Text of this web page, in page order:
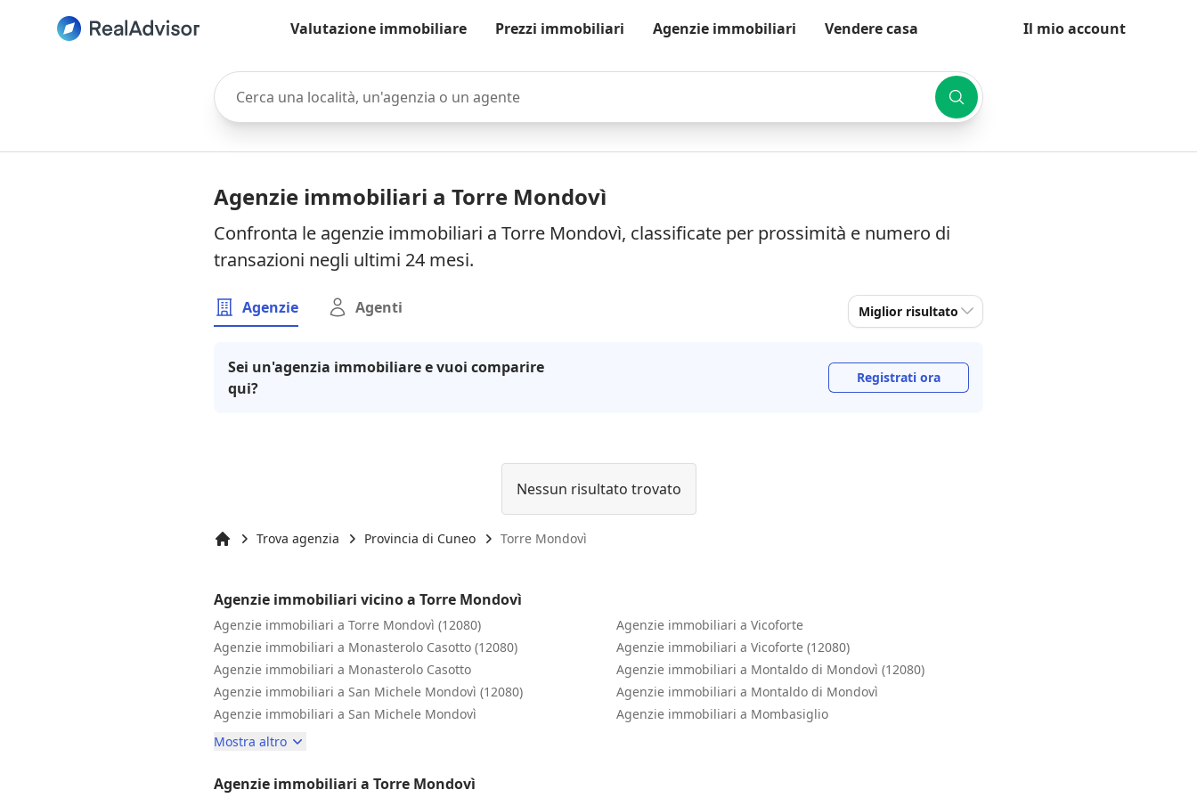
Valutazione immobiliare Prezzi immobiliari Agenzie immobiliari Vendere casa Il mio account
Cerca una località, un'agenzia o un agente
Agenzie immobiliari a Torre Mondovì
Confronta le agenzie immobiliari a Torre Mondovì, classificate per prossimità e numero di
transazioni negli ultimi 24 mesi.
Agenzie Agenti Miglior risultato
Sei un'agenzia immobiliare e vuoi comparire
qui?
Registrati ora
Nessun risultato trovato
Trova agenzia Provincia di Cuneo Torre Mondovì
Agenzie immobiliari vicino a Torre Mondovì
Agenzie immobiliari a Torre Mondovì (12080)
Agenzie immobiliari a Monasterolo Casotto (12080)
Agenzie immobiliari a Monasterolo Casotto
Agenzie immobiliari a San Michele Mondovì (12080)
Agenzie immobiliari a San Michele Mondovì
Agenzie immobiliari a Vicoforte
Agenzie immobiliari a Vicoforte (12080)
Agenzie immobiliari a Montaldo di Mondovì (12080)
Agenzie immobiliari a Montaldo di Mondovì
Agenzie immobiliari a Mombasiglio
Mostra altro
Agenzie immobiliari a Torre Mondovì